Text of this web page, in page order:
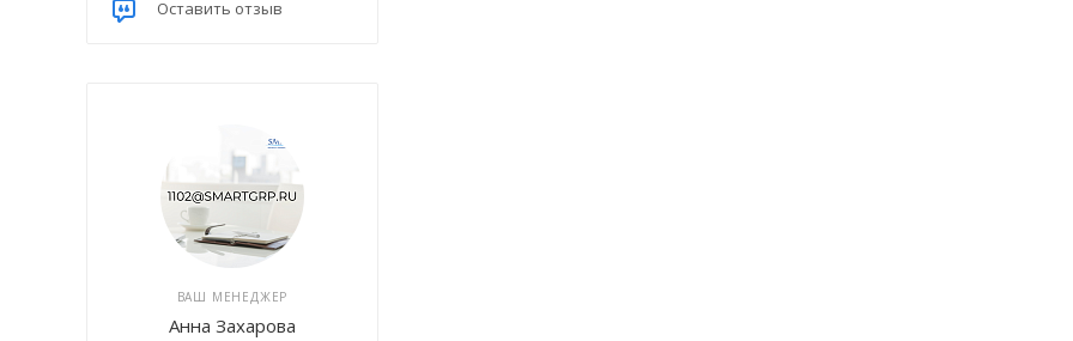
Оставить отзыв
ВАШ МЕНЕДЖЕР
Анна Захарова